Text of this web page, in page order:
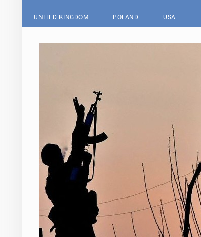
UNITED KINGDOM POLAND USA